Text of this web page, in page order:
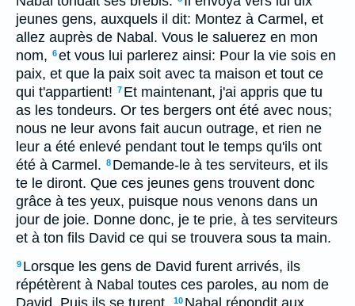
jeunes gens, auxquels il dit: Montez à Carmel, et
allez auprès de Nabal. Vous le saluerez en mon
nom, 6et vous lui parlerez ainsi: Pour la vie sois en
paix, et que la paix soit avec ta maison et tout ce
qui t'appartient! 7 Et maintenant, j'ai appris que tu
as les tondeurs. Or tes bergers ont été avec nous;
nous ne leur avons fait aucun outrage, et rien ne
leur a été enlevé pendant tout le temps qu'ils ont
été à Carmel. 8 Demande-le à tes serviteurs, et ils
te le diront. Que ces jeunes gens trouvent donc
grâce à tes yeux, puisque nous venons dans un
jour de joie. Donne donc, je te prie, à tes serviteurs
et à ton fils David ce qui se trouvera sous ta main.
9 Lorsque les gens de David furent arrivés, ils
répétèrent à Nabal toutes ces paroles, au nom de
David. Puis ils se turent. 10 Nabal répondit aux